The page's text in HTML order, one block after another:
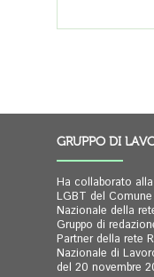
GRUPPO DI
Ha collaborato
LGBT del
Nazionale della
Gruppo di
Partner della rete
Nazionale di
del 20 novembre